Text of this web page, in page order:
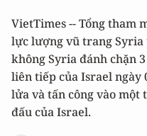
VietTimes -- Tổng tham
lực lượng vũ trang Syria
không Syria đánh chặn
liên tiếp của Israel ngày
lửa và tấn công vào
đấu của Israel.